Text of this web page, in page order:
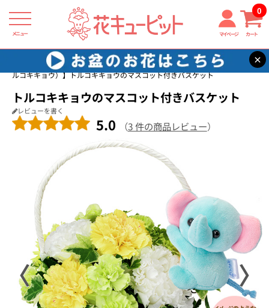
メニュー マイページ カート
0
×
花キューピット 8月の誕生花（トルコキキョウ）
【8月の誕生花（ト
ルコキキョウ）】トルコキキョウのマスコット付きバスケット
トルコキキョウのマスコット付きバスケット
レビューを書く
5.0 （3 件の商品レビュー）
〈 〉